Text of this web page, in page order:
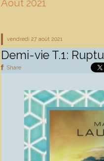
Août 2021
vendredi 27 août 2021
Demi-vie T.1:
Share